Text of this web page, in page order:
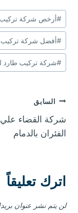
c
e
b
o
o
itt
er
s
وسوم
المقال:
#أرخص شركة تركيب
#أفضل شركة تركيب
#شركة تركيب طارد
تصفّح
المقالات
السابق
شركة القضاء علي
الفئران بالدمام
اترك تعليقاً
لن يتم نشر عنوان